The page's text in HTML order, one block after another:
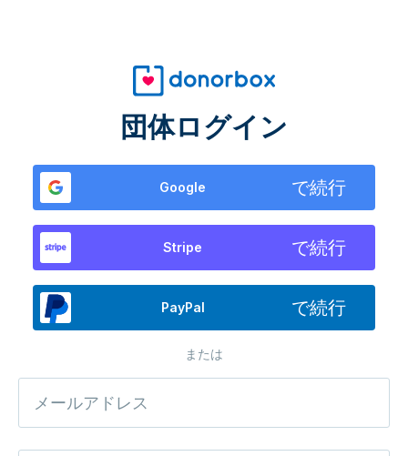
団体ログイン
Google で続行
Stripe で続行
PayPal で続行
または